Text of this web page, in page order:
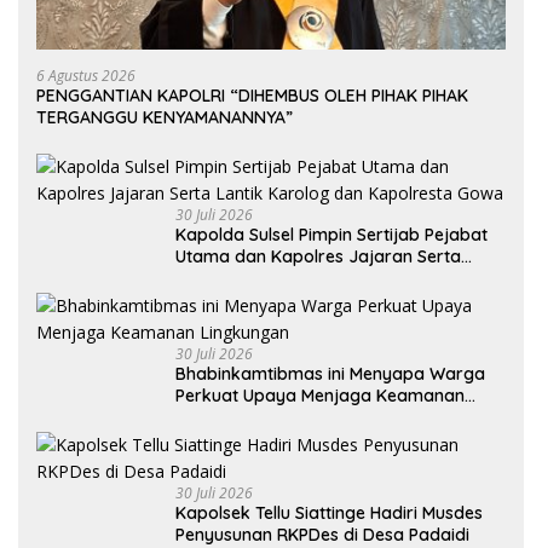
6 Agustus 2026
PENGGANTIAN KAPOLRI “DIHEMBUS OLEH PIHAK PIHAK
TERGANGGU KENYAMANANNYA”
30 Juli 2026
Kapolda Sulsel Pimpin Sertijab Pejabat
Utama dan Kapolres Jajaran Serta
30 Juli 2026
Bhabinkamtibmas ini Menyapa Warga
Perkuat Upaya Menjaga Keamanan
30 Juli 2026
Kapolsek Tellu Siattinge Hadiri Musdes
Penyusunan RKPDes di Desa Padaidi